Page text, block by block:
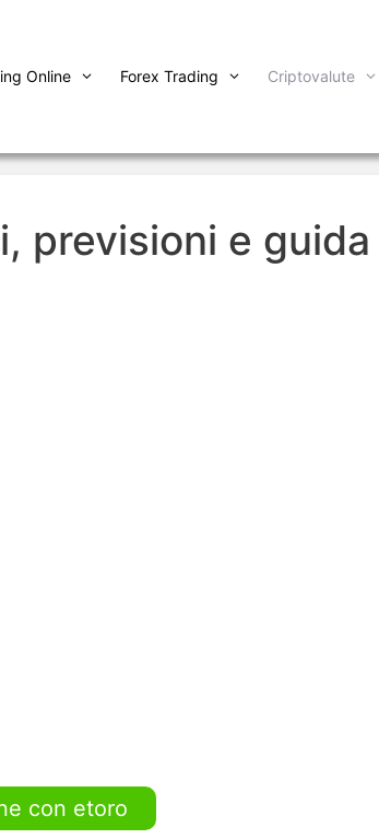
Online Forex Trading Criptovalute
previsioni e guida
con etoro